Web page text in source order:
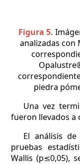
Figura 5.
analizadas con
piedra
Una vez
fueron llevados a
El análisis
pruebas
Wallis (p≤0,05),